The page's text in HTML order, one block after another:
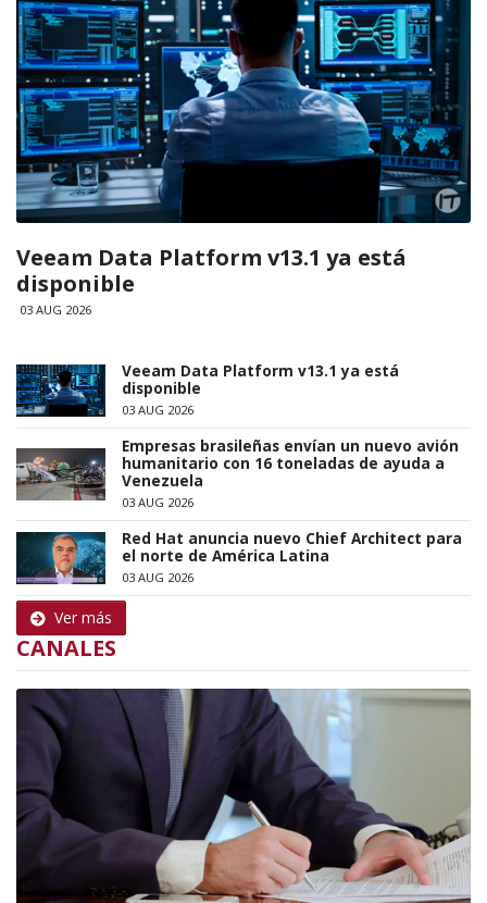
Veeam Data Platform v13.1 ya está
disponible
03 AUG 2026
Veeam Data Platform v13.1 ya está
disponible
03 AUG 2026
Empresas brasileñas envían un nuevo avión
humanitario con 16 toneladas de ayuda a
Venezuela
03 AUG 2026
Red Hat anuncia nuevo Chief Architect para
el norte de América Latina
03 AUG 2026
Ver más
CANALES